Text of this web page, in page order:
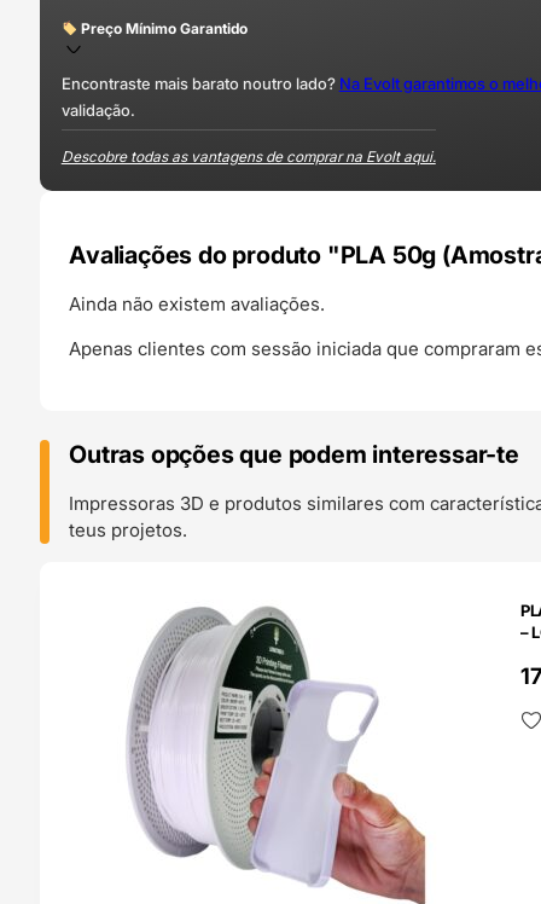
Preço Mínimo Garantido
Encontraste mais barato noutro lado? Na Evolt garantimos o
validação.
Descobre todas as vantagens de comprar na Evolt aqui.
Avaliações do produto "PLA 50g
Ainda não existem avaliações.
Apenas clientes com sessão iniciada que compraram
Outras opções que podem interessar-te
Impressoras 3D e produtos similares com
teus projetos.
–